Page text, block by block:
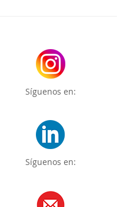
Síguenos en:
Síguenos en: